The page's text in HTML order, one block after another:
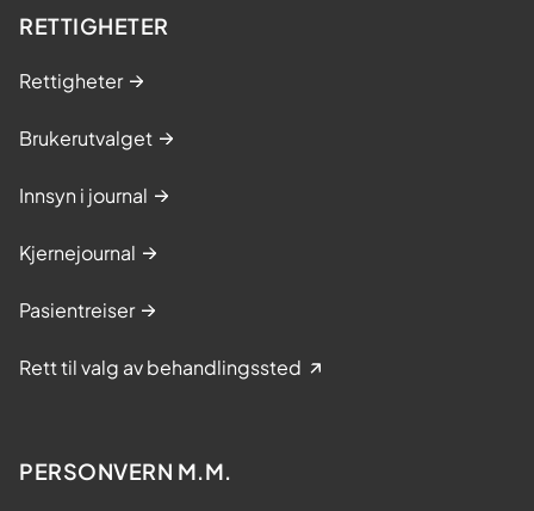
RETTIGHETER
Rettigheter
Brukerutvalget
Innsyn i journal
Kjernejournal
Pasientreiser
Rett til valg av behandlingssted
PERSONVERN M.M.